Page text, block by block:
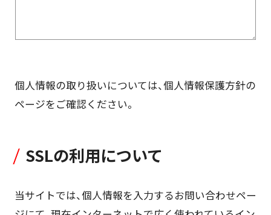
個人情報の取り扱いについては、個人情報保護方針の
ページをご確認ください。
SSLの利用について
当サイトでは、個人情報を入力するお問い合わせペー